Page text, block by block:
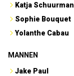
Katja Schuurman
Sophie Bouquet
Yolanthe Cabau
MANNEN
Jake Paul